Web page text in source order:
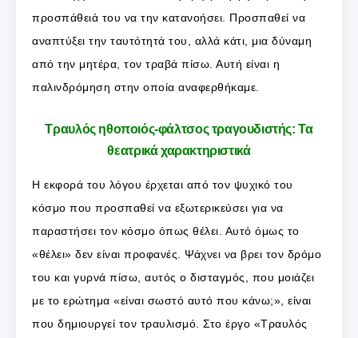
προσπάθειά του να την κατανοήσει. Προσπαθεί να
αναπτύξει την ταυτότητά του, αλλά κάτι, μια δύναμη
από την μητέρα, τον τραβά πίσω. Αυτή είναι η
παλινδρόμηση στην οποία αναφερθήκαμε.
Τραυλός ηθοποιός-φάλτσος τραγουδιστής: Τα
θεατρικά χαρακτηριστικά
Η εκφορά του λόγου έρχεται από τον ψυχικό του
κόσμο που προσπαθεί να εξωτερικεύσει για να
παραστήσει τον κόσμο όπως θέλει. Αυτό όμως το
«θέλει» δεν είναι προφανές. Ψάχνει να βρει τον δρόμο
του και γυρνά πίσω, αυτός ο δισταγμός, που μοιάζει
με το ερώτημα «είναι σωστό αυτό που κάνω;», είναι
που δημιουργεί τον τραυλισμό. Στο έργο «Τραυλός